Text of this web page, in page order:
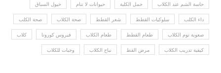
حاسة الشم عند الكلاب حمل الكلبة حيوانات لا تنام خيول السباق
داء الكلب سلوكيات القطط شعر القطط صحة الكلاب صحة الكلب
صعوبة نوم الكلاب طعام القطط طعام الكلاب فيروس كورونا كلاب
كيفية تدريب الكلاب مرض القط نباح الكلاب وجبات للكلاب